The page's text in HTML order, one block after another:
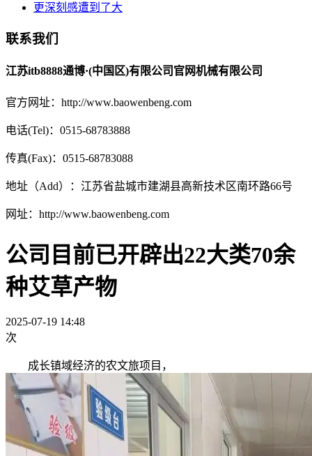
更深刻感遭到了大
联系我们
江苏itb8888通博·(中国区)有限公司官网机械有限公司
官方网址：http://www.baowenbeng.com
电话(Tel)：0515-68783888
传真(Fax)：0515-68783088
地址（Add）：江苏省盐城市建湖县高新技术区南环路66号
网址：http://www.baowenbeng.com
公司目前已开辟出22大类70余
种艾草产物
2025-07-19 14:48
次
成长镇域经济的农文旅项目，